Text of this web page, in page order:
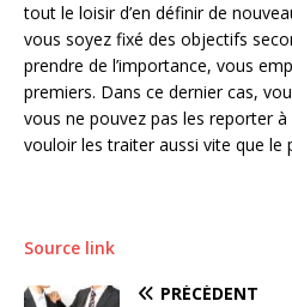
tout le loisir d’en définir de
vous soyez fixé des objectifs
prendre de l’importance, vous
premiers. Dans ce dernier cas,
vous ne pouvez pas les reporter
vouloir les traiter aussi vite que le
Source link
PRÉCÉDENT